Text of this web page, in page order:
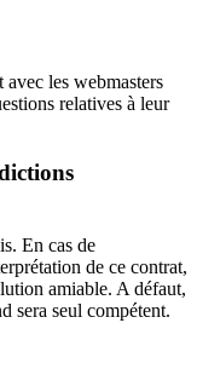
avec les webmasters
relatives à leur
En cas de
de ce contrat,
amiable. A défaut,
sera seul compétent.